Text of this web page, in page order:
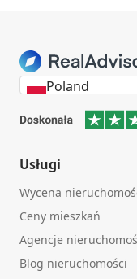
Poland
Usługi
Wycena
Ceny mieszkań
Agencje
Blog nieruchomości